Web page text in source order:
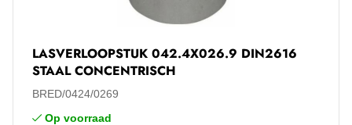
LASVERLOOPSTUK 042.4X026.9 DIN2616
STAAL CONCENTRISCH
BRED/0424/0269
Op voorraad